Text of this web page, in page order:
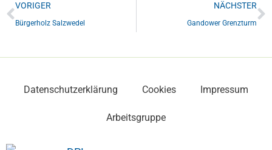
VORIGER
Bürgerholz Salzwedel
NÄCHSTER
Gandower Grenzturm
Datenschutzerklärung Cookies Impressum
Arbeitsgruppe